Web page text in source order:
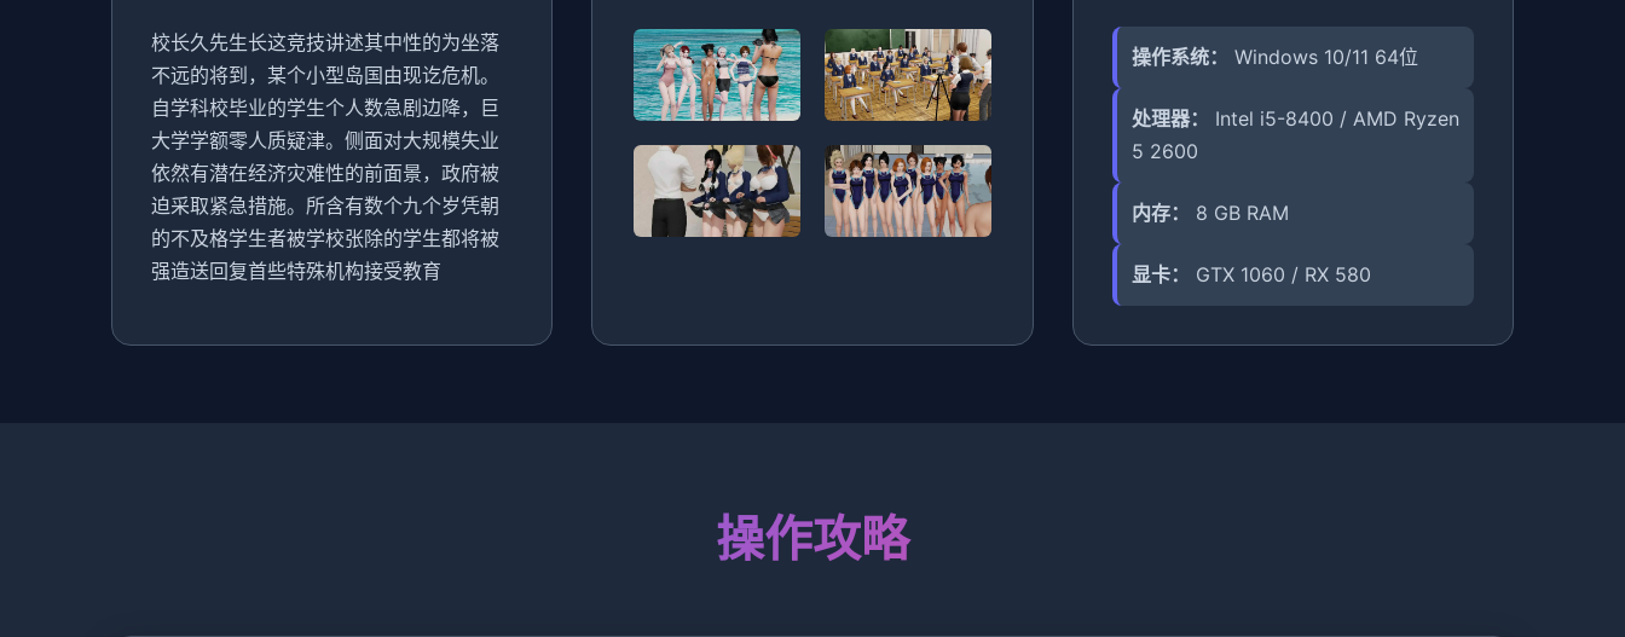
校长久先生长这竞技讲述其中性的为坐落
不远的将到，某个小型岛国由现讫危机。
自学科校毕业的学生个人数急剧边降，巨
大学学额零人质疑津。侧面对大规模失业
依然有潜在经济灾难性的前面景，政府被
迫采取紧急措施。所含有数个九个岁凭朝
的不及格学生者被学校张除的学生都将被
强造送回复首些特殊机构接受教育
操作系统： Windows 10/11 64位
处理器：
Intel i5-8400 / AMD Ryzen
5 2600
内存： 8 GB RAM
显卡： GTX 1060 / RX 580
操作攻略